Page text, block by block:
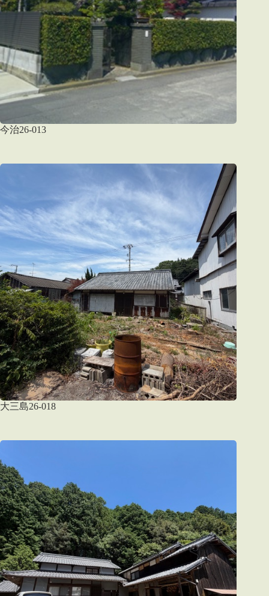
今治26-013
大三島26-018